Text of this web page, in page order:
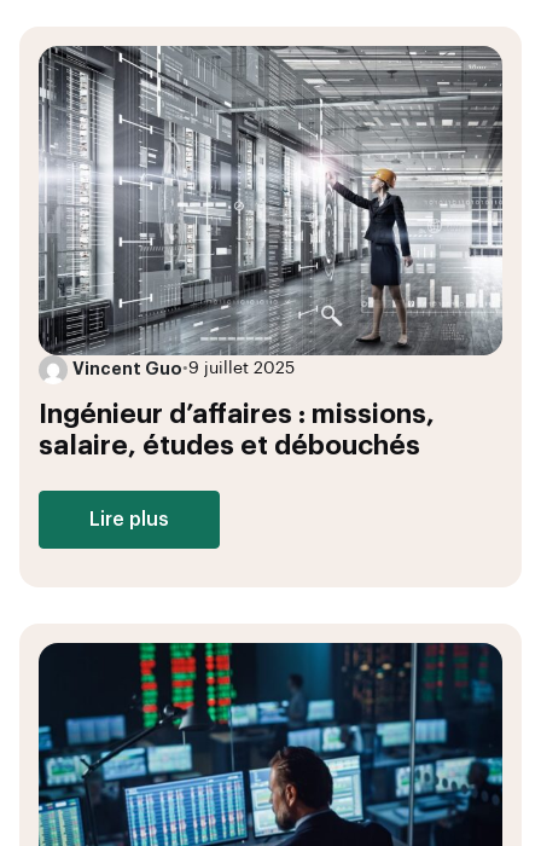
Vincent Guo•9 juillet 2025
Ingénieur d’affaires : missions,
salaire, études et débouchés
Lire plus